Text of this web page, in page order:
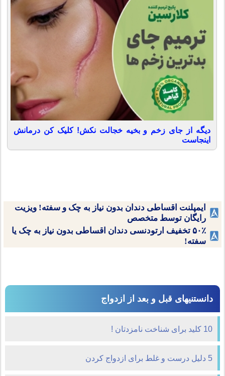
دیگه از جای زخم و بخیه خجالت نکش! کلیک کن درمانش
اینجاست
ایمپلنت اقساطی دندان بدون نیاز به چک و سفته! ویزیت
رایگان توسط متخصص
۵۰٪ تخفیف ارتودنسی دندان اقساطی بدون نیاز به چک یا
سفته!
دانستنیهای قبل و بعد از ازدواج
10 کلید برای شناخت نامزدتان !
5 دلیل درست و غلط برای ازدواج کردن